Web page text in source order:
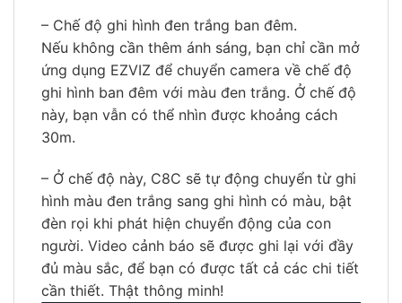
– Chế độ ghi hình đen trắng ban đêm.
Nếu không cần thêm ánh sáng, bạn chỉ cần mở
ứng dụng EZVIZ để chuyển camera về chế độ
ghi hình ban đêm với màu đen trắng. Ở chế độ
này, bạn vẫn có thể nhìn được khoảng cách
30m.
– Ở chế độ này, C8C sẽ tự động chuyển từ ghi
hình màu đen trắng sang ghi hình có màu, bật
đèn rọi khi phát hiện chuyển động của con
người. Video cảnh báo sẽ được ghi lại với đầy
đủ màu sắc, để bạn có được tất cả các chi tiết
cần thiết. Thật thông minh!